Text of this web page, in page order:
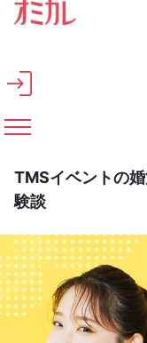
メインコンテンツへスキッ
TMSイベントの
験談